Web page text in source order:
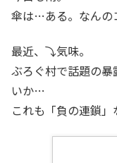
傘は…ある。なんの
最近、⤵気味。
ぶろぐ村で話題の
いか…
これも「負の連鎖」